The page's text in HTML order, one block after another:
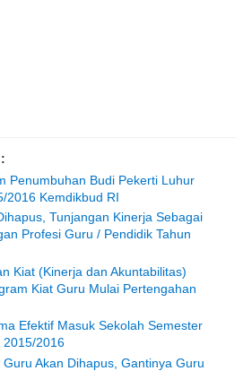
Penumbuhan Budi Pekerti Luhur
2016 Kemdikbud RI
Tunjangan Kinerja Sebagai
Profesi Guru / Pendidik Tahun
Kiat (Kinerja dan Akuntabilitas)
Kiat Guru Mulai Pertengahan
Efektif Masuk Sekolah Semester
2015/2016
Akan Dihapus, Gantinya Guru